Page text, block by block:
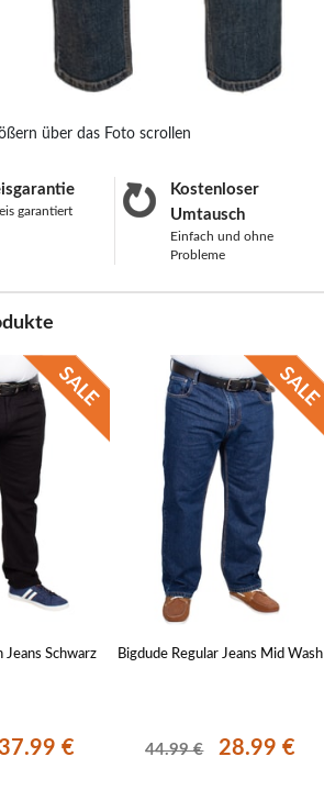
über das Foto scrollen
garantiert
Kostenloser
Umtausch
Einfach und ohne
Probleme
Jeans Schwarz
€
Bigdude Regular Jeans Mid Wash
44.99 € 28.99 €